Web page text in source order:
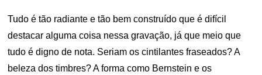
Tudo é tão radiante e tão bem construído que é difícil
destacar alguma coisa nessa gravação, já que meio que
tudo é digno de nota. Seriam os cintilantes fraseados? A
beleza dos timbres? A forma como Bernstein e os